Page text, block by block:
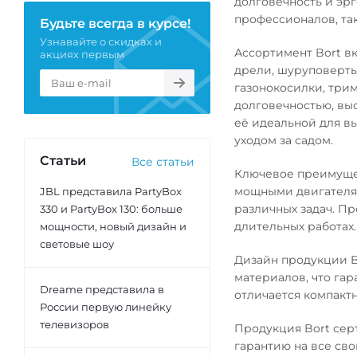
профессионалов,
Ассортимент Bort
дрели,
газонокосилки,
долговечностью,
её идеальной для
уходом за садом.
Ключевое
мощными
различных задач.
длительных работах.
Дизайн продукции
материалов, что
отличается
Продукция Bort
гарантию на все
Будьте всегда в курсе!
Узнавайте о скидках и
акциях первым
Статьи Все статьи
JBL представила PartyBox
330 и PartyBox 130: больше
мощности, новый дизайн и
световые шоу
Dreame представила в
России первую линейку
телевизоров